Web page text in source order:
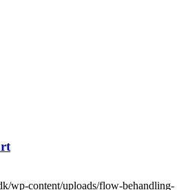
wp-content/uploads/flow-behandling-